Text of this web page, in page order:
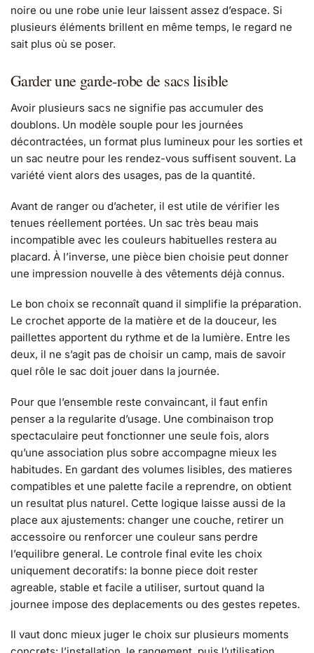
noire ou une robe unie leur laissent assez d’espace. Si
plusieurs éléments brillent en même temps, le regard ne
sait plus où se poser.
Garder une garde-robe de sacs lisible
Avoir plusieurs sacs ne signifie pas accumuler des
doublons. Un modèle souple pour les journées
décontractées, un format plus lumineux pour les sorties et
un sac neutre pour les rendez-vous suffisent souvent. La
variété vient alors des usages, pas de la quantité.
Avant de ranger ou d’acheter, il est utile de vérifier les
tenues réellement portées. Un sac très beau mais
incompatible avec les couleurs habituelles restera au
placard. À l’inverse, une pièce bien choisie peut donner
une impression nouvelle à des vêtements déjà connus.
Le bon choix se reconnaît quand il simplifie la préparation.
Le crochet apporte de la matière et de la douceur, les
paillettes apportent du rythme et de la lumière. Entre les
deux, il ne s’agit pas de choisir un camp, mais de savoir
quel rôle le sac doit jouer dans la journée.
Pour que l’ensemble reste convaincant, il faut enfin
penser a la regularite d’usage. Une combinaison trop
spectaculaire peut fonctionner une seule fois, alors
qu’une association plus sobre accompagne mieux les
habitudes. En gardant des volumes lisibles, des matieres
compatibles et une palette facile a reprendre, on obtient
un resultat plus naturel. Cette logique laisse aussi de la
place aux ajustements: changer une couche, retirer un
accessoire ou renforcer une couleur sans perdre
l’equilibre general. Le controle final evite les choix
uniquement decoratifs: la bonne piece doit rester
agreable, stable et facile a utiliser, surtout quand la
journee impose des deplacements ou des gestes repetes.
Il vaut donc mieux juger le choix sur plusieurs moments